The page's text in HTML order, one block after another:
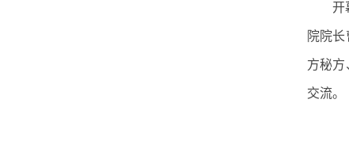
开
院院
方秘
交流。